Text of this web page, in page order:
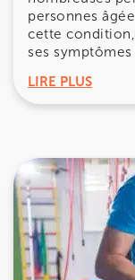
personnes
cette
ses symptômes
LIRE PLUS